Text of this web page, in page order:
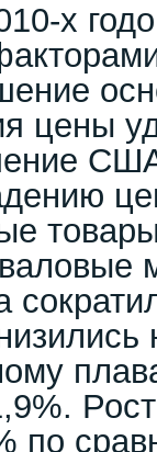
х
цены
США
по